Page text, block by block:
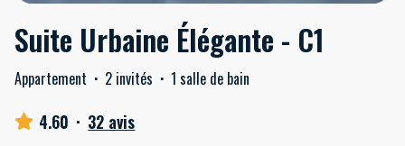
Suite Urbaine Élégante - C1
Appartement · 2 invités · 1 salle de bain
4.60 · 32 avis